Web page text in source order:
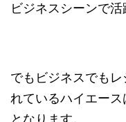
ビジネスシーンで活
でもビジネスでも
れているハイエー
となります。